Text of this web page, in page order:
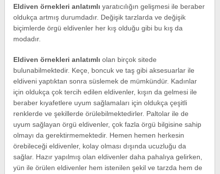
Eldiven örnekleri anlatımlı yaratıcılığın gelişmesi ile beraber
oldukça artmış durumdadır. Değişik tarzlarda ve değişik
biçimlerde örgü eldivenler her kış olduğu gibi bu kış da
modadır.
Eldiven örnekleri anlatımlı olan birçok sitede
bulunabilmektedir. Keçe, boncuk ve taş gibi aksesuarlar ile
eldiveni yaptıktan sonra süslemek de mümkündür. Kadınlar
için oldukça çok tercih edilen eldivenler, kışın da gelmesi ile
beraber kıyafetlere uyum sağlamaları için oldukça çeşitli
renklerde ve şekillerde örülebilmektedirler. Paltolar ile de
uyum sağlayan örgü eldivenler, çok fazla örgü bilgisine sahip
olmayı da gerektirmemektedir. Hemen hemen herkesin
örebileceği eldivenler, kolay olması dışında ucuzluğu da
sağlar. Hazır yapılmış olan eldivenler daha pahalıya gelirken,
yün ile örülen eldivenler hem istenilen şekil ve tarzda hem de